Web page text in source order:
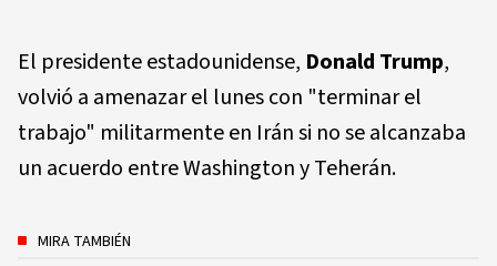
El presidente estadounidense, Donald Trump,
volvió a amenazar el lunes con "terminar el
trabajo" militarmente en Irán si no se alcanzaba
un acuerdo entre Washington y Teherán.
MIRA TAMBIÉN